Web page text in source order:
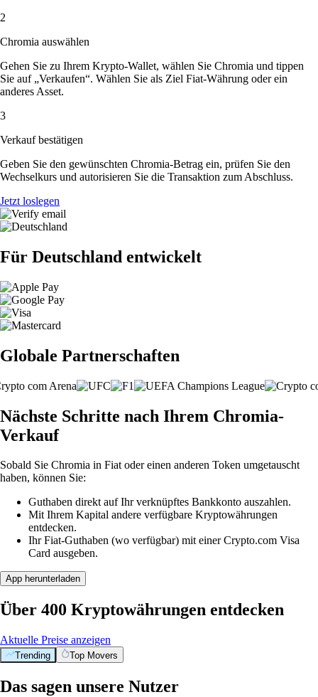
2
Chromia auswählen
Gehen Sie zu Ihrem Krypto-Wallet, wählen Sie Chromia und tippen
Sie auf „Verkaufen“. Wählen Sie als Ziel Fiat-Währung oder ein
anderes Asset.
3
Verkauf bestätigen
Geben Sie den gewünschten Chromia-Betrag ein, prüfen Sie den
Wechselkurs und autorisieren Sie die Transaktion zum Abschluss.
Jetzt loslegen
Für Deutschland entwickelt
Globale Partnerschaften
Nächste Schritte nach Ihrem Chromia-
Verkauf
Sobald Sie Chromia in Fiat oder einen anderen Token umgetauscht
haben, können Sie:
Guthaben direkt auf Ihr verknüpftes Bankkonto auszahlen.
Mit Ihrem Kapital andere verfügbare Kryptowährungen
entdecken.
Ihr Fiat-Guthaben (wo verfügbar) mit einer Crypto.com Visa
Card ausgeben.
App herunterladen
Über 400 Kryptowährungen entdecken
Aktuelle Preise anzeigen
Trending Top Movers
Das sagen unsere Nutzer